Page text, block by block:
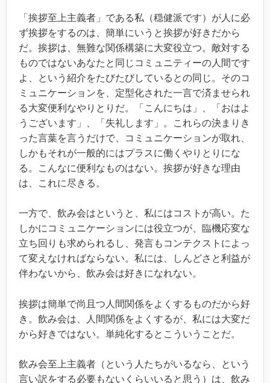
「挨拶至上主義者」である私（穏健派です）が人に必
ず挨拶をするのは、簡単にいうと挨拶が好きだから
だ。挨拶は、無難な関係構築に大変役立つ。敵対する
ものではないあなたと同じコミュニティーの人間です
よ、という紹介をたびたびしているとの同じ。そのコ
ミュニケーションを、定型化された一言で済ませられ
る大変便利なやりとりだ。「こんにちは」、「おはよ
うございます」、「失礼します」。これらの決まりき
った言葉を言うだけで、コミュニケーションが取れ、
しかもそれが一般的にはプラスに働くやりとりにな
る。こんなに便利なものはない。挨拶が好きな理由
は、これに尽きる。
一方で、飲み会はというと、私にはコストが高い。た
しかにコミュニケーションには役立つが、臨機応変な
立ち回りも求められるし、発言もコンテクストによっ
て変えなければならない。私には、しんどさと利益が
伴わないから、飲み会は好きになれない。
挨拶は簡単で尚且つ人間関係をよくするものだから好
き。飲み会は、人間関係をよくするが、私には大変だ
から好きではない。単純化するとこういうことだ。
飲み会至上主義者（という人たちがいるなら、という
言い訳をする必要もないくらいいると思う）は、飲み